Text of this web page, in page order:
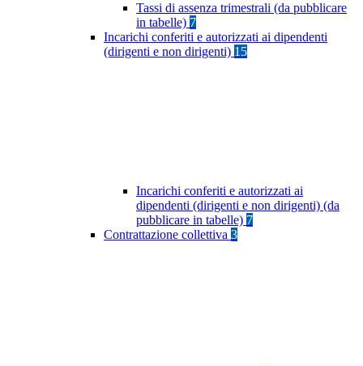
Tassi di assenza trimestrali (da pubblicare
in tabelle) 7
Incarichi conferiti e autorizzati ai dipendenti
(dirigenti e non dirigenti) 15
Incarichi conferiti e autorizzati ai
dipendenti (dirigenti e non dirigenti) (da
pubblicare in tabelle) 7
Contrattazione collettiva 3